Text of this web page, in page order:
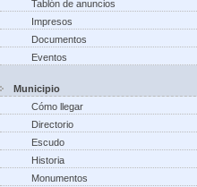
Tablón de anuncios
Impresos
Documentos
Eventos
Municipio
Cómo llegar
Directorio
Escudo
Historia
Monumentos